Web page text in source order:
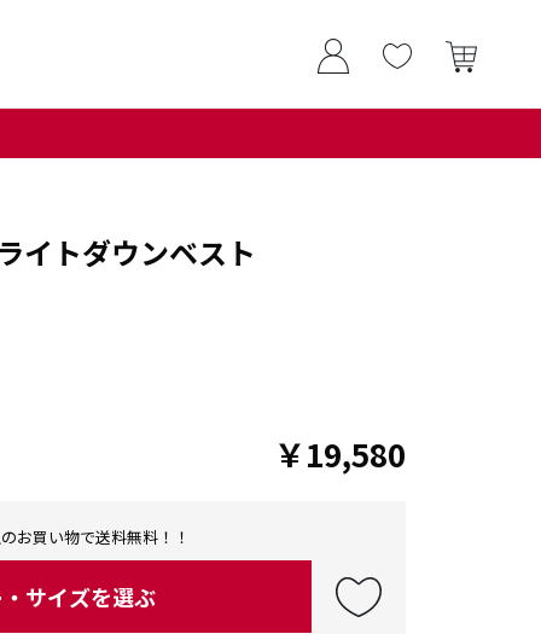
イトダウンベスト
￥19,580
お買い物で送料無料！！
サイズを選ぶ